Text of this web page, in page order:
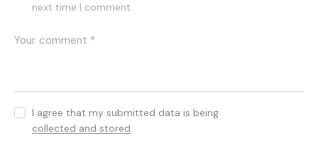
next time I comment.
I agree that my submitted data is being
collected and stored.